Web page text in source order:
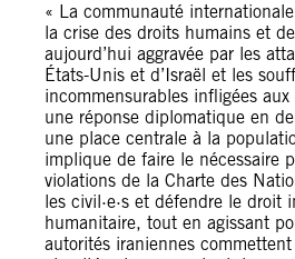
« La communauté
la crise des droits humains et
aujourd’hui aggravée par les
États-Unis et d’Israël et les
incommensurables infligées aux
une réponse diplomatique en
une place centrale à la
implique de faire le nécessaire
violations de la Charte des
les civil·e·s et défendre le droit
humanitaire, tout en agissant
autorités iraniennes